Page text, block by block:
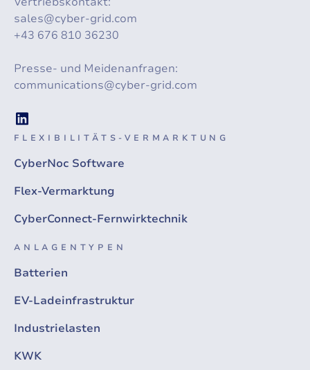
sales@cyber-grid.com
+43 676 810 36230
Presse- und Meidenanfragen:
communications@cyber-grid.com
FLEXIBILITÄTS-VERMARKTUNG
CyberNoc Software
Flex-Vermarktung
CyberConnect-Fernwirktechnik
ANLAGENTYPEN
Batterien
EV-Ladeinfrastruktur
Industrielasten
KWK